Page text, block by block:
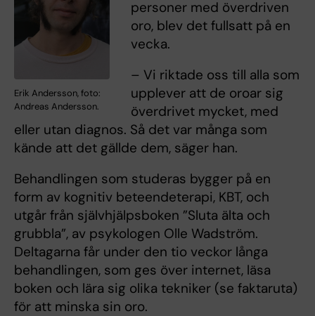
Erik Andersson, foto:
Andreas Andersson.
personer med överdriven
oro, blev det fullsatt på en
vecka.
– Vi riktade oss till alla som
upplever att de oroar sig
överdrivet mycket, med
eller utan diagnos. Så det var många som
kände att det gällde dem, säger han.
Behandlingen som studeras bygger på en
form av kognitiv beteendeterapi, KBT, och
utgår från självhjälpsboken ”Sluta älta och
grubbla”, av psykologen Olle Wadström.
Deltagarna får under den tio veckor långa
behandlingen, som ges över internet, läsa
boken och lära sig olika tekniker (se faktaruta)
för att minska sin oro.